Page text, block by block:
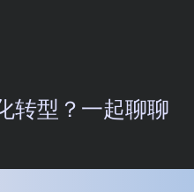
转型？一起聊聊